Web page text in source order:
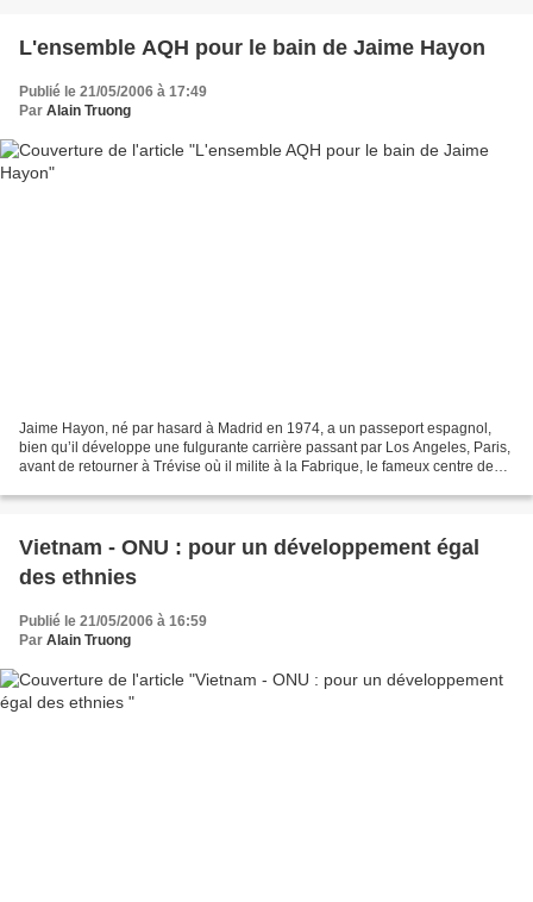
L'ensemble AQH pour le bain de Jaime Hayon
Publié le 21/05/2006 à 17:49
Par Alain Truong
Jaime Hayon, né par hasard à Madrid en 1974, a un passeport espagnol,
bien qu’il développe une fulgurante carrière passant par Los Angeles, Paris,
avant de retourner à Trévise où il milite à la Fabrique, le fameux centre de
Vietnam - ONU : pour un développement égal
des ethnies
Publié le 21/05/2006 à 16:59
Par Alain Truong